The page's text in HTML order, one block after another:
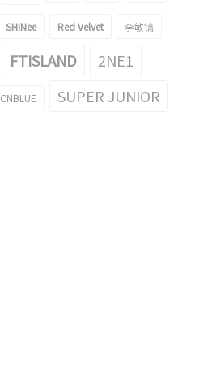
SHINee Red Velvet 李敏镐
FTISLAND
2NE1
CNBLUE SUPER JUNIOR